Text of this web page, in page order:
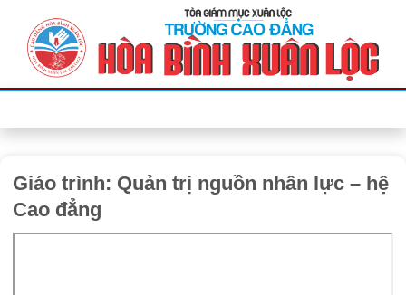
Giáo trình: Quản trị nguồn nhân lực – hệ
Cao đẳng